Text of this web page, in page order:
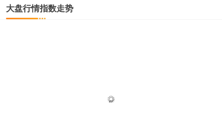
大盘行情指数走势